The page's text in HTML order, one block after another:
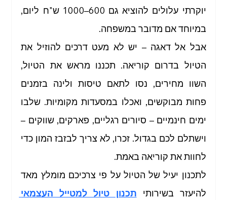
במיוחד אם מדובר במשפחה.
אבל אל דאגה – יש לא מעט דרכים להוזיל את
ימים חינמיים – סיורים רגליים, פארקים, שווקים –
לחוות את קוריאה באמת.
לתכנון יעיל של הטיול על פי צרכיכם מומלץ מאד
להיעזר בשירותי